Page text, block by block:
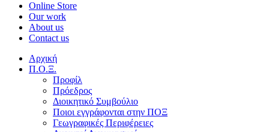
Online Store
Our work
About us
Contact us
Αρχική
Π.Ο.Ξ.
Προφίλ
Πρόεδρος
Διοικητικό Συμβούλιο
Ποιοι εγγράφονται στην ΠΟΞ
Γεωγραφικές Περιφέρειες